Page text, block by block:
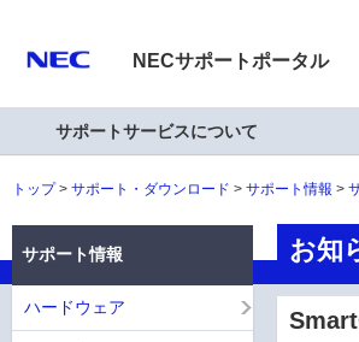
NECサポートポータル
サポートサービスについて
トップ サポート・ダウンロード サポート情報
お知
サポート情報
ハードウェア